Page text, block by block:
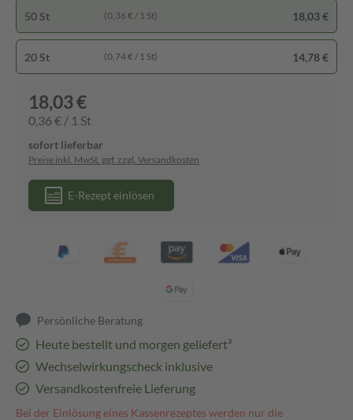
50 St (0,36 € / 1 St) 18,03 €
20 St (0,74 € / 1 St) 14,78 €
18,03 €
0,36 € / 1 St
sofort lieferbar
Preise inkl. MwSt. ggf. zzgl. Versandkosten
E-Rezept einlösen
Persönliche Beratung
Heute bestellt und morgen geliefert³
Wechselwirkungscheck inklusive
Versandkostenfreie Lieferung
Bei der Einlösung eines Kassenrezeptes werden nur die